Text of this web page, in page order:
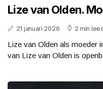
Lize van Olden.
21 januari 2026 2 min
Lize van Olden als moeder
van Lize van Olden is